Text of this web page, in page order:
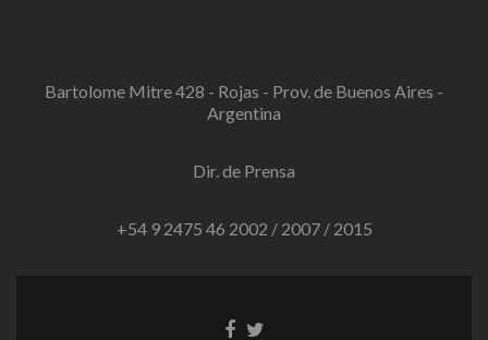
Bartolome Mitre 428 - Rojas - Prov. de Buenos Aires -
Argentina
Dir. de Prensa
+54 9 2475 46 2002 / 2007 / 2015
EnlaceEnlace